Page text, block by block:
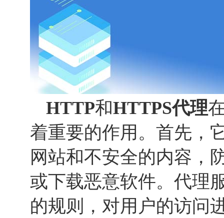
HTTP和HTTPS代理
着重要的作用。首先，
网站和不安全的内容，
或下载恶意软件。代理
的规则，对用户的访问